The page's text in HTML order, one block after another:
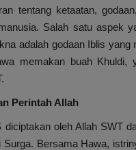
tentang ketaatan,
Salah satu aspek
adalah godaan Iblis yang
memakan buah Khuldi,
Perintah Allah
diciptakan oleh Allah SWT
Surga. Bersama Hawa,